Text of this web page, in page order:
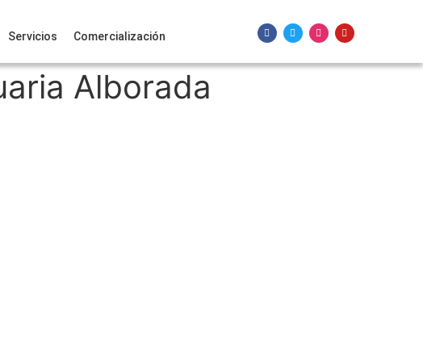
Servicios Comercialización
Alborada